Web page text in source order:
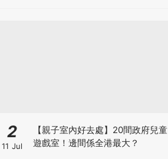
2
11 Jul
【親子室內好去處】20間政府兒童
遊戲室！邊間係全港最大？